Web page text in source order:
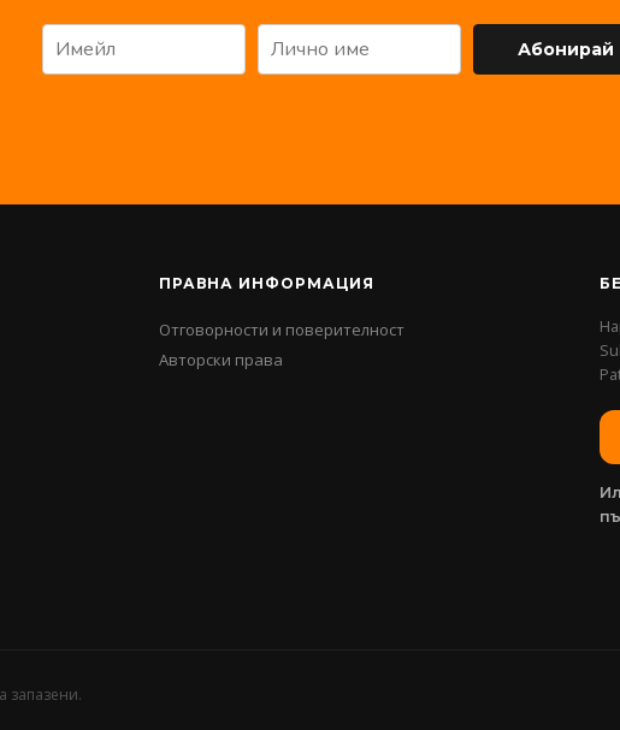
Абонирай
ПРАВНА ИНФОРМАЦИЯ
Отговорности и поверителност
Авторски права
запазени.